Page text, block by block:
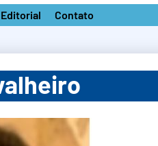
Editorial Contato